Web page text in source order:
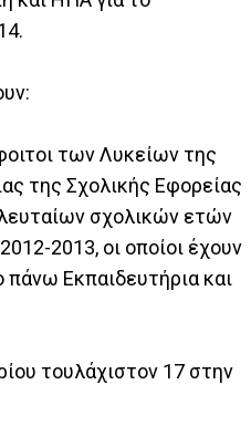
των Λυκείων της
της Σχολικής Εφορείας
σχολικών ετών
2013, οι οποίοι έχουν
πάνω Εκπαιδευτήρια και
τουλάχιστον 17 στην